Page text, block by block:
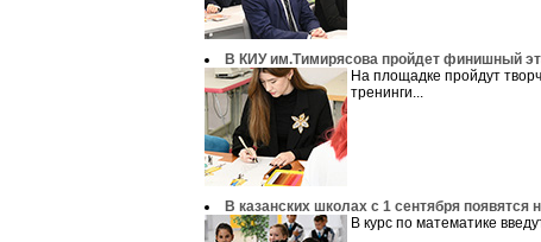
В КИУ им.Тимирясова пройдет финишный
На площадке пройдут
тренинги...
В казанских школах с 1 сентября
В курс по математике